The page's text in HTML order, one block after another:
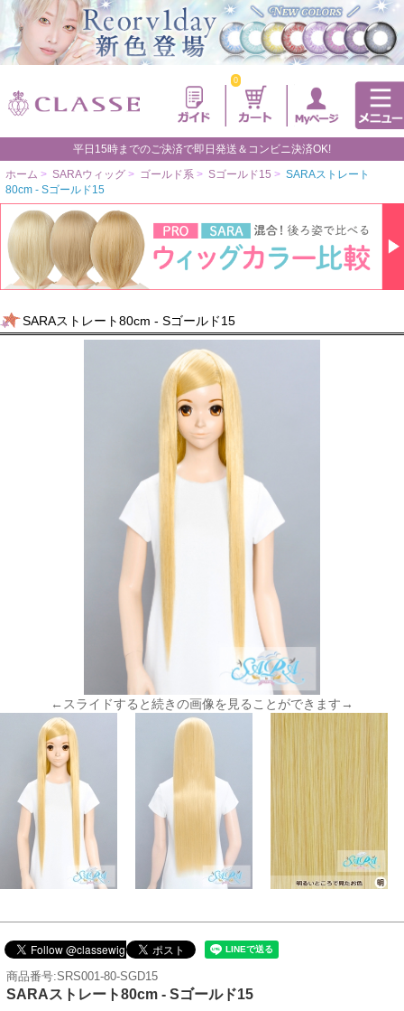
0
平日15時までのご決済で即日発送＆コンビニ決済OK!
ホーム > SARAウィッグ > ゴールド系 > Sゴールド15 > SARAストレート
80cm - Sゴールド15
SARAストレート80cm - Sゴールド15
←スライドすると続きの画像を見ることができます→
商品番号:SRS001-80-SGD15
SARAストレート80cm - Sゴールド15